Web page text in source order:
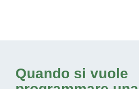
Quando si vuole